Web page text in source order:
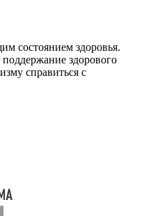
состоянием здоровья.
здорового
справиться с